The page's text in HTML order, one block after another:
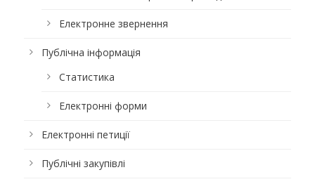
Електронне звернення
Публічна інформація
Статистика
Електронні форми
Електронні петиції
Публічні закупівлі